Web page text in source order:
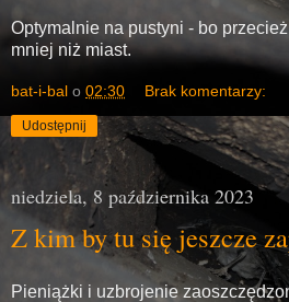
Optymalnie na pustyni - bo
mniej niż miast.
bat-i-bal o 02:30 Brak komentarzy:
Udostępnij
niedziela, 8 października 2023
Z kim by tu się jeszcze
Pieniążki i uzbrojenie